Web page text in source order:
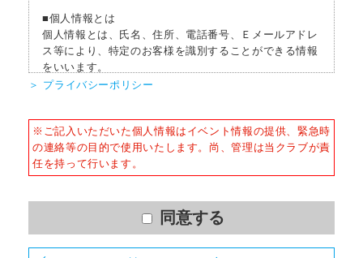
■個人情報とは
個人情報とは、氏名、住所、電話番号、Ｅメールアドレ
ス等により、特定のお客様を識別することができる情報
をいいます。
かつ適正な方法によりお客様の個人情報を収集いたしま
す。
させて頂きます。また、違法または不当な行為を助長
し、または誘発するおそれがある方法による個人情報の
利用を行いません。
＞ プライバシーポリシー
※ご記入いただいた個人情報はイベント情報の提供、緊急時
の連絡等の目的で使用いたします。尚、管理は当クラブが責
任を持って行います。
同意する